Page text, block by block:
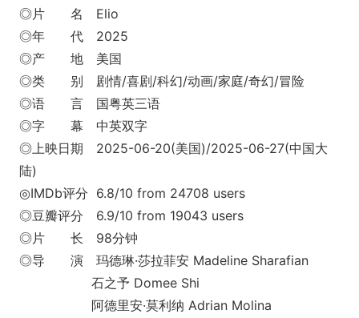
◎片 名 Elio
◎年 代 2025
◎产 地 美国
◎类 别 剧情/喜剧/科幻/动画/家庭/奇幻/冒险
◎语 言 国粤英三语
◎字 幕 中英双字
◎上映日期 2025-06-20(美国)/2025-06-27(中国大
陆)
◎IMDb评分 6.8/10 from 24708 users
◎豆瓣评分 6.9/10 from 19043 users
◎片 长 98分钟
◎导 演 玛德琳·莎拉菲安 Madeline Sharafian
石之予 Domee Shi
阿德里安·莫利纳 Adrian Molina